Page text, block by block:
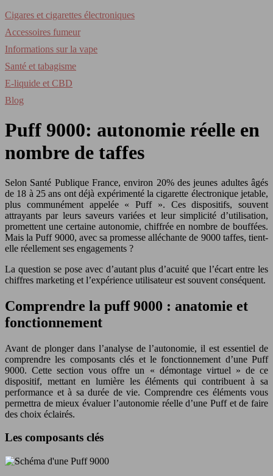
Cigares et cigarettes électroniques
Accessoires fumeur
Informations sur la vape
Santé et tabagisme
E-liquide et CBD
Blog
Puff 9000: autonomie réelle en
nombre de taffes
Selon Santé Publique France, environ 20% des jeunes adultes âgés
de 18 à 25 ans ont déjà expérimenté la cigarette électronique jetable,
plus communément appelée « Puff ». Ces dispositifs, souvent
attrayants par leurs saveurs variées et leur simplicité d’utilisation,
promettent une certaine autonomie, chiffrée en nombre de bouffées.
Mais la Puff 9000, avec sa promesse alléchante de 9000 taffes, tient-
elle réellement ses engagements ?
La question se pose avec d’autant plus d’acuité que l’écart entre les
chiffres marketing et l’expérience utilisateur est souvent conséquent.
Comprendre la puff 9000 : anatomie et
fonctionnement
Avant de plonger dans l’analyse de l’autonomie, il est essentiel de
comprendre les composants clés et le fonctionnement d’une Puff
9000. Cette section vous offre un « démontage virtuel » de ce
dispositif, mettant en lumière les éléments qui contribuent à sa
performance et à sa durée de vie. Comprendre ces éléments vous
permettra de mieux évaluer l’autonomie réelle d’une Puff et de faire
des choix éclairés.
Les composants clés